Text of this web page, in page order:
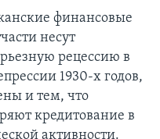
финансовые
несут
рецессию в
1930-х годов,
и тем, что
кредитование в
активности.